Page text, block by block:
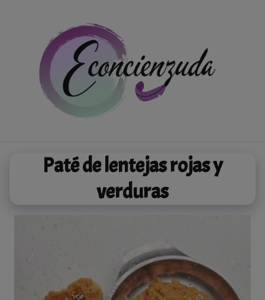
Paté de lentejas rojas y
verduras